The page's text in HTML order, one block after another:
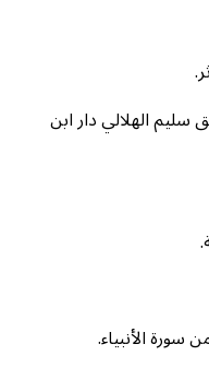
ص ۲۸۰، ۲۸۱ تحقیق سلیم الهلالي دار ابن